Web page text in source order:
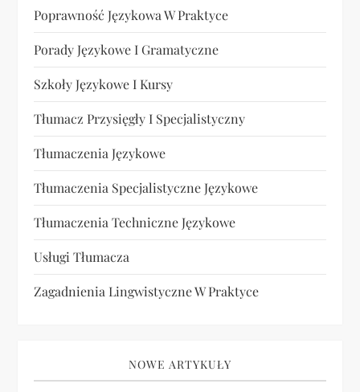
Poprawność Językowa W Praktyce
Porady Językowe I Gramatyczne
Szkoły Językowe I Kursy
Tłumacz Przysięgły I Specjalistyczny
Tłumaczenia Językowe
Tłumaczenia Specjalistyczne Językowe
Tłumaczenia Techniczne Językowe
Usługi Tłumacza
Zagadnienia Lingwistyczne W Praktyce
NOWE ARTYKUŁY